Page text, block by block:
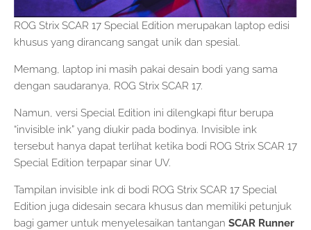
ROG Strix SCAR 17 Special Edition merupakan laptop edisi
khusus yang dirancang sangat unik dan spesial.
Memang, laptop ini masih pakai desain bodi yang sama
dengan saudaranya, ROG Strix SCAR 17.
Namun, versi Special Edition ini dilengkapi fitur berupa
“invisible ink” yang diukir pada bodinya. Invisible ink
tersebut hanya dapat terlihat ketika bodi ROG Strix SCAR 17
Special Edition terpapar sinar UV.
Tampilan invisible ink di bodi ROG Strix SCAR 17 Special
Edition juga didesain secara khusus dan memiliki petunjuk
bagi gamer untuk menyelesaikan tantangan SCAR Runner